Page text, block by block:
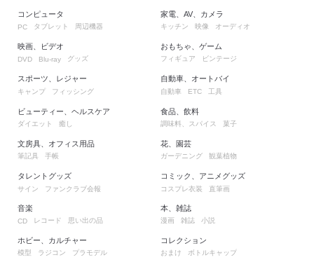
コンピュータ
PC タブレット 周辺機器
映画、ビデオ
DVD Blu-ray グッズ
スポーツ、レジャー
キャンプ フィッシング
ビューティー、ヘルスケア
ダイエット 癒し
文房具、オフィス用品
筆記具 手帳
タレントグッズ
サイン ファンクラブ会報
家電、AV、カメラ
キッチン 映像 オーディオ
おもちゃ、ゲーム
フィギュア ビンテージ
自動車、オートバイ
自動車 ETC 工具
食品、飲料
調味料、スパイス 菓子
花、園芸
ガーデニング 観葉植物
コミック、アニメグッズ
コスプレ衣装 直筆画
音楽
CD レコード 思い出の品
ホビー、カルチャー
模型 ラジコン プラモデル
本、雑誌
漫画 雑誌 小説
コレクション
おまけ ボトルキャップ